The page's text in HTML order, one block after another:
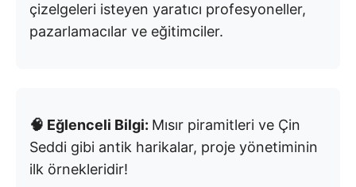
çizelgeleri isteyen yaratıcı profesyoneller,
pazarlamacılar ve eğitimciler.
🧠 Eğlenceli Bilgi: Mısır piramitleri ve Çin
Seddi gibi antik harikalar, proje yönetiminin
ilk örnekleridir!